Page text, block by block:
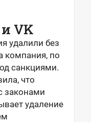
VK
удалили без
компания, по
санкциями.
что
законами
удаление